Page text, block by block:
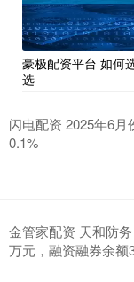
豪极配资平台 如何
选
闪电配资 2025年6
0.1%
金管家配资 天和防
万元，融资融券余额